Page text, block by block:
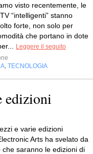
visto recentemente, le
“intelligenti” stanno
forte, non solo per
che portano in dote
Leggere il seguito
TECNOLOGIA
edizioni
e varie edizioni
Arts ha svelato da
che saranno le edizioni di